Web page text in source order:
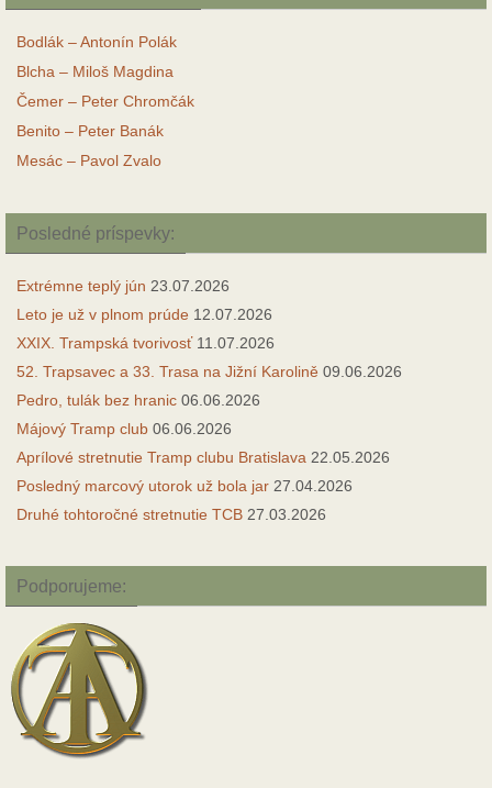
Bodlák – Antonín Polák
Blcha – Miloš Magdina
Čemer – Peter Chromčák
Benito – Peter Banák
Mesác – Pavol Zvalo
Posledné príspevky:
Extrémne teplý jún 23.07.2026
Leto je už v plnom prúde 12.07.2026
XXIX. Trampská tvorivosť 11.07.2026
52. Trapsavec a 33. Trasa na Jižní Karolině 09.06.2026
Pedro, tulák bez hranic 06.06.2026
Májový Tramp club 06.06.2026
Aprílové stretnutie Tramp clubu Bratislava 22.05.2026
Posledný marcový utorok už bola jar 27.04.2026
Druhé tohtoročné stretnutie TCB 27.03.2026
Podporujeme: